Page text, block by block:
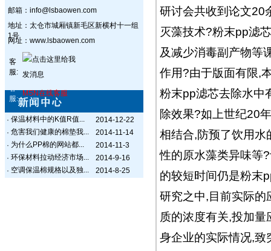
邮箱：info@lsbaowen.com
地址：太仓市城厢镇新毛区新横村十一组
1号
网址：www.lsbaowen.com
客
服:
客
服:
MSN在线客服
· 保温材料中的K值R值...
2014-12-22
· 危害我们健康的棉垫我...
2014-11-14
· 为什么PP棉的网站都...
2014-11-3
· 环保材料拉动经济市场...
2014-9-16
· 空调保温棉规格以及独... 2014-8-25
研讨会共收到论文20
灭藻技术?粉末pp滤
及减少消毒副产物等
作用?由于版面有限,
粉末pp滤芯去除水中
除效果?如上世纪20
相结合,防预了饮用水
性的原水藻类异味等
的较短时间仍是粉末
研究之中,目前实际
质的浓度有关,投加
身企业的实际情况,致